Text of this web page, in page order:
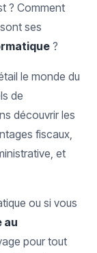
? Comment
ses
?
le monde du
de
découvrir les
fiscaux,
et
ou si vous
au
pour tout